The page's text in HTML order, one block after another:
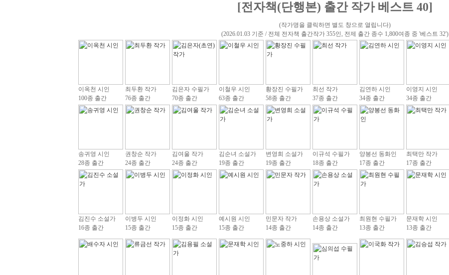
[전자책(단행본) 출간 작가 베스트 40]
(작가명을 클릭하면 별도 창으로 열립니다)
(2026.01.03 기준 / 전체 전자책 출간작가 355인, 전제 출간 종수 1,800여종 중 '베스트 32')
이옥천 시인
100종 출간
최두환 작가
76종 출간
김은자 수필가
70종 출간
이철우 시인
63종 출간
황장진 수필가
58종 출간
최선 작가
37종 출간
김연하 시인
34종 출간
이영지 시인
34종 출간
송귀영 시인
28종 출간
권창순 작가
24종 출간
김여울 작가
24종 출간
김순녀 소설가
19종 출간
변영희 소설가
19종 출간
이규석 수필가
18종 출간
양봉선 동화인
17종 출간
최택만 작가
17종 출간
김진수 소설가
16종 출간
이병두 시인
15종 출간
이정화 시인
15종 출간
예시원 시인
15종 출간
민문자 작가
14종 출간
손용상 소설가
14종 출간
최원현 수필가
13종 출간
문재학 시인
13종 출간